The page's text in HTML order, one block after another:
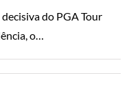
do PGA Tour
o…